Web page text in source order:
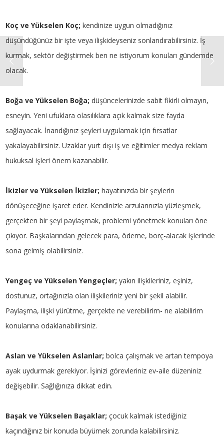
Koç ve Yükselen Koç; kendinize uygun olmadığınız
düşündüğünüz bir işte veya ilişkideyseniz sonlandırabilirsiniz. İş
kurmak, sektör değiştirmek ben ne istiyorum konuları gündemde
olacak.
Boğa ve Yükselen Boğa; düşüncelerinizde sabit fikirli olmayın,
esneyin. Yeni ufuklara olasılıklara açık kalmak size fayda
sağlayacak. İnandığınız şeyleri uygulamak için fırsatlar
yakalayabilirsiniz. Uzaklar yurt dışı iş ve eğitimler medya reklam
hukuksal işleri önem kazanabilir.
İkizler ve Yükselen İkizler;hayatınızda bir şeylerin
dönüşeceğine işaret eder. Kendinizle arzularınızla yüzleşmek,
gerçekten bir şeyi paylaşmak, problemi yönetmek konuları öne
çıkıyor. Başkalarından gelecek para, ödeme, borç-alacak işlerinde
sona gelmiş olabilirsiniz.
Yengeç ve Yükselen Yengeçler; yakın ilişkileriniz, eşiniz,
dostunuz, ortağınızla olan ilişkileriniz yeni bir şekil alabilir.
Paylaşma, ilişki yürütme, gerçekte ne verebilirim- ne alabilirim
konularına odaklanabilirsiniz.
Aslan ve Yükselen Aslanlar; bolca çalışmak ve artan tempoya
ayak uydurmak gerekiyor. İşinizi görevleriniz ev-aile düzeniniz
değişebilir. Sağlığınıza dikkat edin.
Başak ve Yükselen Başaklar; çocuk kalmak istediğiniz
kaçındığınız bir konuda büyümek zorunda kalabilirsiniz.